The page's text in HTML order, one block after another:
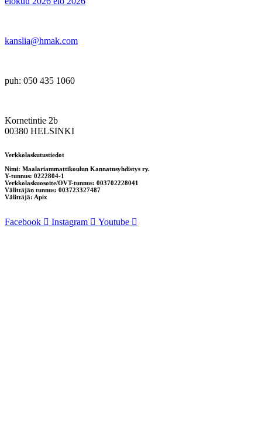
kanslia@hmak.com
puh: 050 435 1060
Kornetintie 2b
00380 HELSINKI
Verkkolaskutustiedot
Nimi: Maalariammattikoulun Kannatusyhdistys ry.
Y-tunnus: 0222804-1
Verkkolaskuosoite/OVT-tunnus: 003702228041
Välittäjän tunnus: 003723327487
Välittäjä: Apix
Facebook Instagram Youtube